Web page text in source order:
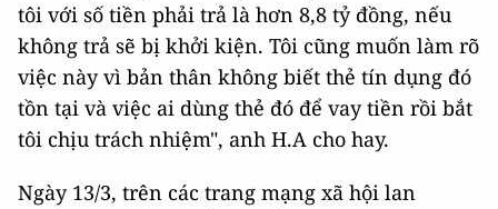
tôi với số tiền phải trả là hơn 8,8 tỷ đồng, nếu
không trả sẽ bị khởi kiện. Tôi cũng muốn làm rõ
việc này vì bản thân không biết thẻ tín dụng đó
tồn tại và việc ai dùng thẻ đó để vay tiền rồi bắt
tôi chịu trách nhiệm", anh H.A cho hay.
Ngày 13/3, trên các trang mạng xã hội lan